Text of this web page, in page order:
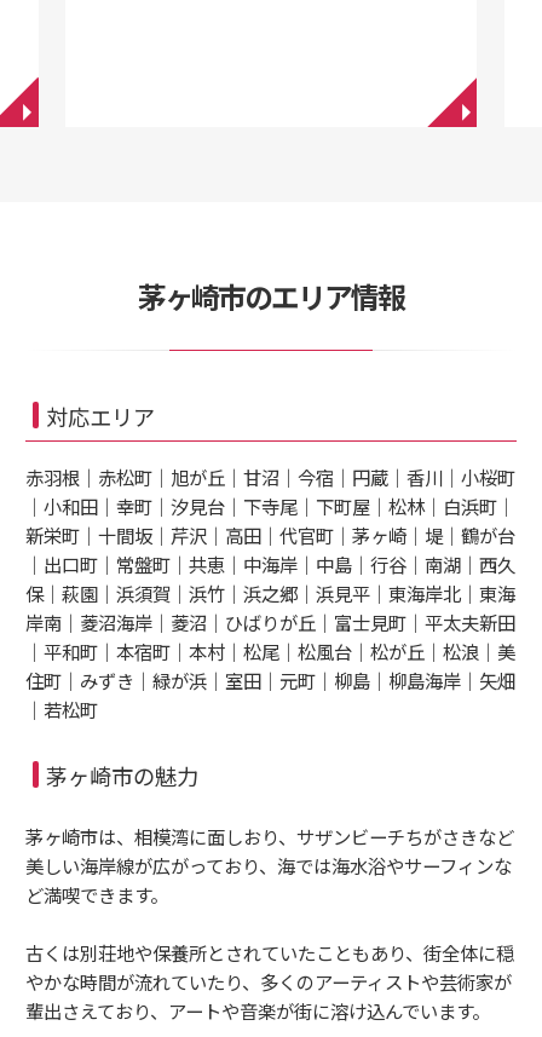
◥ ◥
茅ヶ崎市のエリア情報
対応エリア
赤羽根｜赤松町｜旭が丘｜甘沼｜今宿｜円蔵｜香川｜小桜町
｜小和田｜幸町｜汐見台｜下寺尾｜下町屋｜松林｜白浜町｜
新栄町｜十間坂｜芹沢｜高田｜代官町｜茅ヶ崎｜堤｜鶴が台
｜出口町｜常盤町｜共恵｜中海岸｜中島｜行谷｜南湖｜西久
保｜萩園｜浜須賀｜浜竹｜浜之郷｜浜見平｜東海岸北｜東海
岸南｜菱沼海岸｜菱沼｜ひばりが丘｜富士見町｜平太夫新田
｜平和町｜本宿町｜本村｜松尾｜松風台｜松が丘｜松浪｜美
住町｜みずき｜緑が浜｜室田｜元町｜柳島｜柳島海岸｜矢畑
｜若松町
茅ヶ崎市の魅力
茅ヶ崎市は、相模湾に面しおり、サザンビーチちがさきなど
美しい海岸線が広がっており、海では海水浴やサーフィンな
ど満喫できます。
古くは別荘地や保養所とされていたこともあり、街全体に穏
やかな時間が流れていたり、多くのアーティストや芸術家が
輩出さえており、アートや音楽が街に溶け込んでいます。